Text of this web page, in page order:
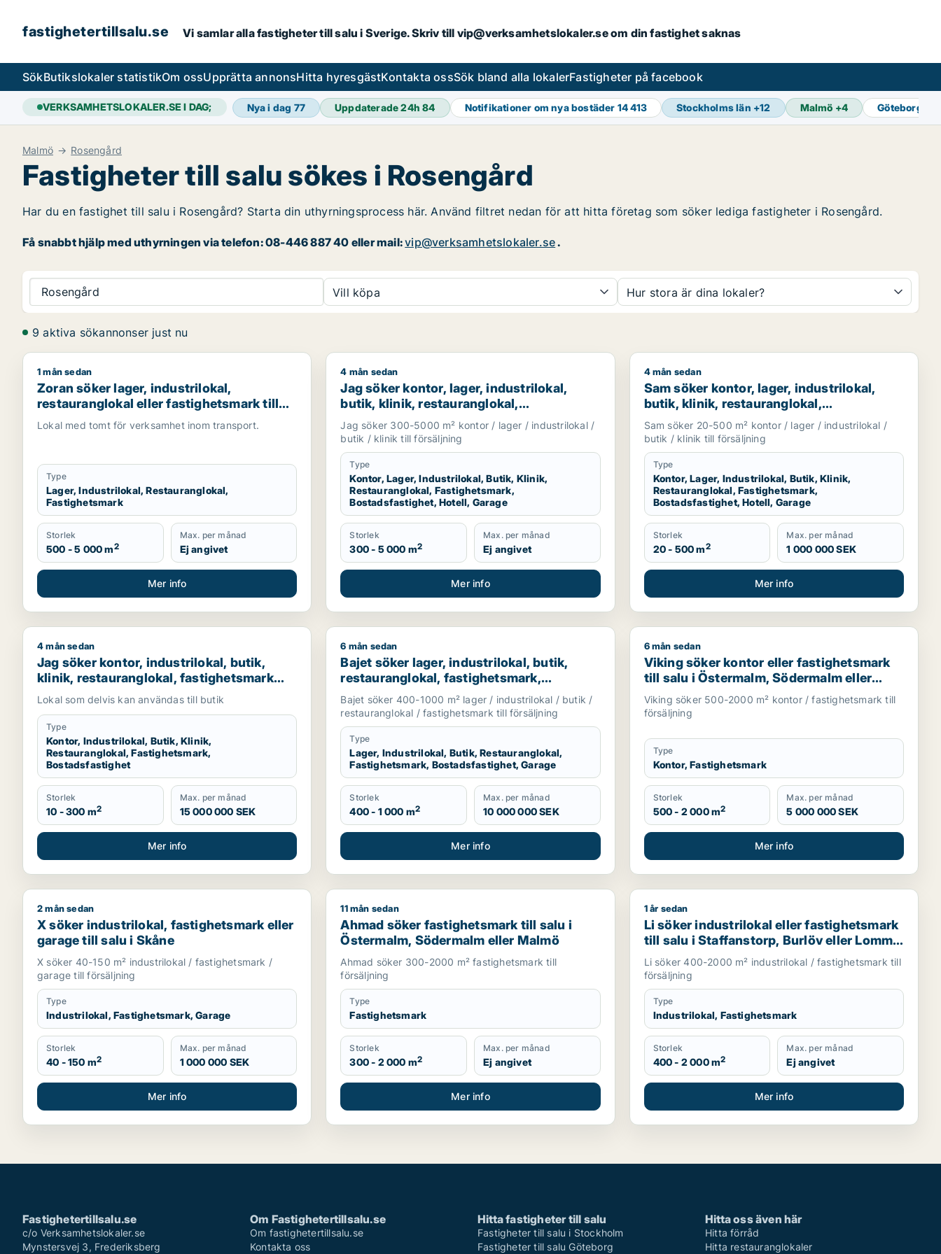
fastighetertillsalu.se Vi samlar alla fastigheter till salu i Sverige. Skriv till vip@verksamhetslokaler.se om din fastighet saknas
SökButikslokaler statistikOm ossUpprätta annonsHitta hyresgästKontakta ossSök bland alla lokalerFastigheter på facebook
VERKSAMHETSLOKALER.SE I DAG; Nya i dag 77 Uppdaterade 24h84 Notifikationer om nya bostäder 14 413 Stockholms län +12 Malmö +4 Göteborg
Malmö Rosengård
Fastigheter till salu sökes i Rosengård
Har du en fastighet till salu i Rosengård? Starta din uthyrningsprocess här. Använd filtret nedan för att hitta företag som söker lediga fastigheter i Rosengård.
Få snabbt hjälp med uthyrningen via telefon: 08-446 887 40 eller mail:vip@verksamhetslokaler.se.
Rosengård Vill köpa Hur stora är dina lokaler?
9 aktiva sökannonser just nu
Zoran söker lager, industrilokal, restauranglokal eller fastighetsmark till salu i Malmö
1 mån sedan
Zoran söker lager, industrilokal,
restauranglokal eller fastighetsmark till
salu i Malmö
Lokal med tomt för verksamhet inom transport.
Type
Lager, Industrilokal, Restauranglokal,
Fastighetsmark
Storlek
500 - 5 000 m2
Max. per månad
Ej angivet
Mer info
Jag söker kontor, lager, industrilokal, butik, klinik, restauranglokal, fastighetsmark, bostadsfastighet, hotell
4 mån sedan
Jag söker kontor, lager, industrilokal,
butik, klinik, restauranglokal,
fastighetsmark, bostadsfastighet, hotell
eller garage till salu i Malmö
Jag söker 300-5000 m² kontor / lager / industrilokal /
butik / klinik till försäljning
Type
Kontor, Lager, Industrilokal, Butik, Klinik,
Restauranglokal, Fastighetsmark,
Bostadsfastighet, Hotell, Garage
Storlek
300 - 5 000 m2
Max. per månad
Ej angivet
Mer info
Sam söker kontor, lager, industrilokal, butik, klinik,
4 mån sedan
Sam söker kontor, lager, industrilokal,
butik, klinik, restauranglokal,
fastighetsmark, bostadsfastighet, hotell
eller garage till salu i Malmö
Sam söker 20-500 m² kontor / lager / industrilokal /
butik / klinik till försäljning
Type
Kontor, Lager, Industrilokal, Butik, Klinik,
Restauranglokal, Fastighetsmark,
Bostadsfastighet, Hotell, Garage
Storlek
20 - 500 m2
Max. per månad
1 000 000 SEK
Mer info
Jag söker kontor, industrilokal, butik, klinik, restauranglokal, fastighetsmark eller bostadsfastighet till salu i Malmö
4 mån sedan
Jag söker kontor, industrilokal, butik,
klinik, restauranglokal, fastighetsmark
eller bostadsfastighet till salu i Malmö
Lokal som delvis kan användas till butik
Type
Kontor, Industrilokal, Butik, Klinik,
Restauranglokal, Fastighetsmark,
Bostadsfastighet
Storlek
10 - 300 m2
Max. per månad
15 000 000 SEK
Mer info
Bajet söker lager, industrilokal, butik, restauranglokal, fastighetsmark, bostadsfastighet eller garage till salu i
6 mån sedan
Bajet söker lager, industrilokal, butik,
restauranglokal, fastighetsmark,
bostadsfastighet eller garage till salu i
Lomma, Lund eller Malmö Centrum m.fl.
Bajet söker 400-1000 m² lager / industrilokal / butik /
restauranglokal / fastighetsmark till försäljning
Type
Lager, Industrilokal, Butik, Restauranglokal,
Fastighetsmark, Bostadsfastighet, Garage
Storlek
400 - 1 000 m2
Max. per månad
10 000 000 SEK
Mer info
Viking söker kontor eller fastighetsmark till salu i
6 mån sedan
Viking söker kontor eller fastighetsmark
till salu i Östermalm, Södermalm eller
Malmö
Viking söker 500-2000 m² kontor / fastighetsmark till
försäljning
Type
Kontor, Fastighetsmark
Storlek
500 - 2 000 m2
Max. per månad
5 000 000 SEK
Mer info
X söker industrilokal, fastighetsmark eller garage till salu i Skåne
2 mån sedan
X söker industrilokal, fastighetsmark eller
garage till salu i Skåne
X söker 40-150 m² industrilokal / fastighetsmark /
garage till försäljning
Type
Industrilokal, Fastighetsmark, Garage
Storlek
40 - 150 m2
Max. per månad
1 000 000 SEK
Mer info
Ahmad söker fastighetsmark till salu i Östermalm, Södermalm eller Malmö
11 mån sedan
Ahmad söker fastighetsmark till salu i
Östermalm, Södermalm eller Malmö
Ahmad söker 300-2000 m² fastighetsmark till
försäljning
Type
Fastighetsmark
Storlek
300 - 2 000 m2
Max. per månad
Ej angivet
Mer info
Li söker industrilokal eller fastighetsmark till salu i
1 år sedan
Li söker industrilokal eller fastighetsmark
till salu i Staffanstorp, Burlöv eller Lomma
m.fl.
Li söker 400-2000 m² industrilokal / fastighetsmark till
försäljning
Type
Industrilokal, Fastighetsmark
Storlek
400 - 2 000 m2
Max. per månad
Ej angivet
Mer info
Fastighetertillsalu.se
c/o Verksamhetslokaler.se
Mynstersvej 3, Frederiksberg
Om Fastighetertillsalu.se
Om fastighetertillsalu.se
Kontakta oss
Hitta fastigheter till salu
Fastigheter till salu i Stockholm
Fastigheter till salu Göteborg
Hitta oss även här
Hitta förråd
Hitta restauranglokaler